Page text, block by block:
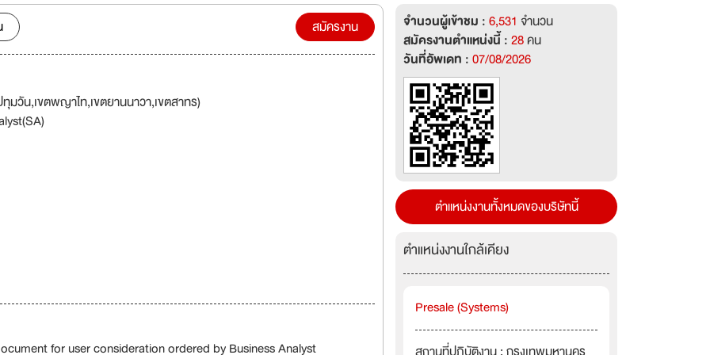
20 years as a digital consultancy, Stream has been strived to
all corporate customers. Our strategy is to combine the principals of
led by our Nextgen leaders and supported by a strong senior
world is moving fast, and having recognized that, Stream adopts the
สมัครงาน
มวัน,เขตพญาไท,เขตยานนาวา,เขตสาทร)
for user consideration ordered by Business Analyst
จำนวนผู้เข้าชม :6,531 จำนวน
สมัครงานตำแหน่งนี้ :28คน
วันที่อัพเดท :07/08/2026
ตำแหน่งงานทั้งหมดของบริษัทนี้
ตำแหน่งงานใกล้เคียง
Presale (Systems)